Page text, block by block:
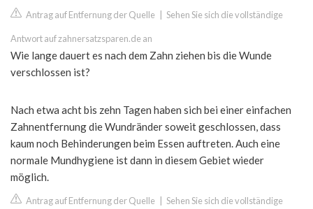
Antrag auf Entfernung der Quelle Sehen Sie sich die vollständige
Antwort auf zahnersatzsparen.de an
Wie lange dauert es nach dem Zahn ziehen bis die Wunde
verschlossen ist?
Nach etwa acht bis zehn Tagen haben sich bei einer einfachen
Zahnentfernung die Wundränder soweit geschlossen, dass
kaum noch Behinderungen beim Essen auftreten. Auch eine
normale Mundhygiene ist dann in diesem Gebiet wieder
möglich.
Antrag auf Entfernung der Quelle Sehen Sie sich die vollständige